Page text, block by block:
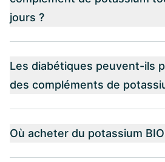
jours ?
Les diabétiques peuvent-ils
des compléments de
Où acheter du potassium